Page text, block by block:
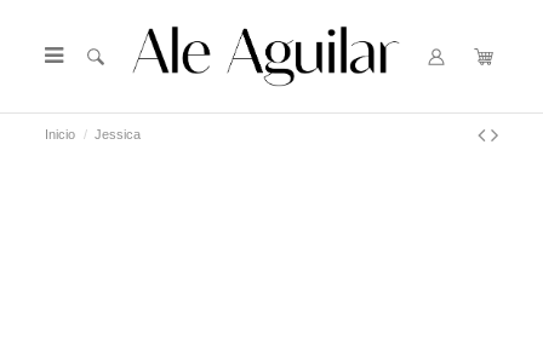
Inicio Jessica